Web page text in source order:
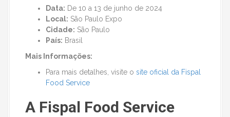
Data: De 10 a 13 de junho de 2024
Local: São Paulo Expo
Cidade: São Paulo
País: Brasil
Mais Informações:
Para mais detalhes, visite o site oficial da Fispal
Food Service
A Fispal Food Service